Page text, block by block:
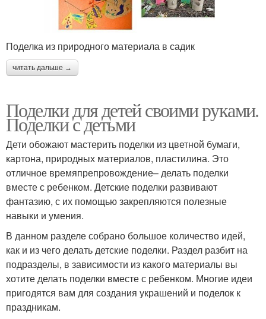
Поделка из природного материала в садик
читать дальше →
Поделки для детей своими руками.
Поделки с детьми
Дети обожают мастерить поделки из цветной бумаги,
картона, природных материалов, пластилина. Это
отличное времяпрепровождение– делать поделки
вместе с ребенком. Детские поделки развивают
фантазию, с их помощью закрепляются полезные
навыки и умения.
В данном разделе собрано большое количество идей,
как и из чего делать детские поделки. Раздел разбит на
подразделы, в зависимости из какого материалы вы
хотите делать поделки вместе с ребенком. Многие идеи
пригодятся вам для создания украшений и поделок к
праздникам.